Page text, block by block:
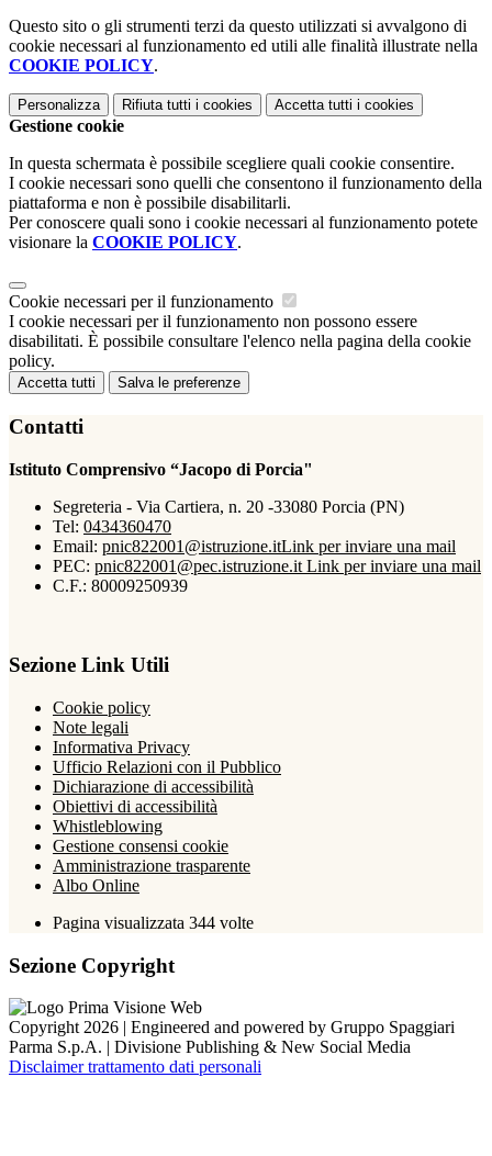
Questo sito o gli strumenti terzi da questo utilizzati si avvalgono di
cookie necessari al funzionamento ed utili alle finalità illustrate nella
COOKIE POLICY.
Personalizza Rifiuta tutti i cookies Accetta tutti i cookies
Gestione cookie
In questa schermata è possibile scegliere quali cookie consentire.
I cookie necessari sono quelli che consentono il funzionamento della
piattaforma e non è possibile disabilitarli.
Per conoscere quali sono i cookie necessari al funzionamento potete
visionare la COOKIE POLICY.
Cookie necessari per il funzionamento
I cookie necessari per il funzionamento non possono essere
disabilitati. È possibile consultare l'elenco nella pagina della cookie
policy.
Accetta tutti Salva le preferenze
Contatti
Istituto Comprensivo “Jacopo di Porcia"
Segreteria - Via Cartiera, n. 20 -33080 Porcia (PN)
Tel: 0434360470
Email: pnic822001@istruzione.itLink per inviare una mail
PEC: pnic822001@pec.istruzione.it Link per inviare una mail
C.F.: 80009250939
Sezione Link Utili
Cookie policy
Note legali
Informativa Privacy
Ufficio Relazioni con il Pubblico
Dichiarazione di accessibilità
Obiettivi di accessibilità
Whistleblowing
Gestione consensi cookie
Amministrazione trasparente
Albo Online
Pagina visualizzata 344 volte
Sezione Copyright
Copyright 2026 | Engineered and powered by Gruppo Spaggiari
Parma S.p.A. | Divisione Publishing & New Social Media
Disclaimer trattamento dati personali